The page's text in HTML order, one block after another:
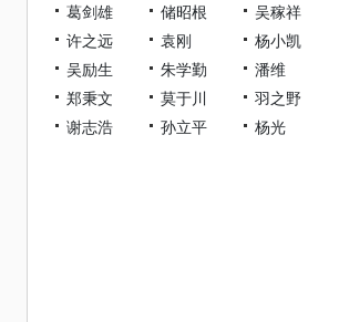
葛剑雄
储昭根
吴稼祥
许之远
袁刚
杨小凯
吴励生
朱学勤
潘维
郑秉文
莫于川
羽之野
谢志浩
孙立平 杨光